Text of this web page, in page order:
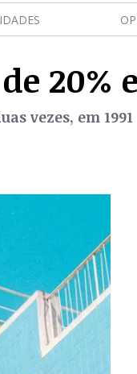
20%
vezes, em 1991